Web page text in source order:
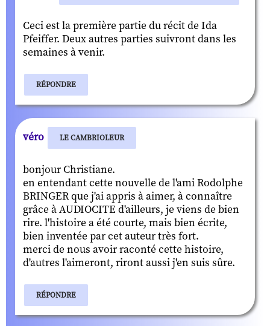
Ceci est la première partie du récit de Ida
Pfeiffer. Deux autres parties suivront dans les
semaines à venir.
RÉPONDRE
véro LE CAMBRIOLEUR
bonjour Christiane.
en entendant cette nouvelle de l'ami Rodolphe
BRINGER que j'ai appris à aimer, à connaître
grâce à AUDIOCITE d'ailleurs, je viens de bien
rire. l'histoire a été courte, mais bien écrite,
bien inventée par cet auteur très fort.
merci de nous avoir raconté cette histoire,
d'autres l'aimeront, riront aussi j'en suis sûre.
RÉPONDRE